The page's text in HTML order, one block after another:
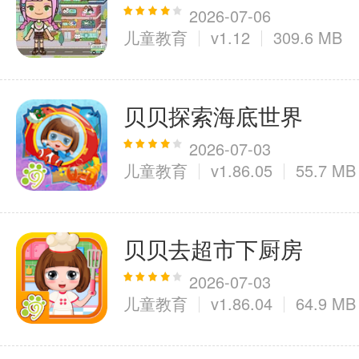
医疗健康
6千+款应用
图像拍照
9百+款应用
2026-07-06
儿童教育
v1.12 309.6 MB
贝贝探索海底世界
2026-07-03
儿童教育
v1.86.05 55.7 MB
贝贝去超市下厨房
2026-07-03
儿童教育
v1.86.04 64.9 MB